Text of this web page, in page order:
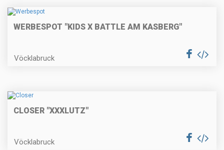
WERBESPOT "KIDS X BATTLE AM KASBERG"
Vöcklabruck
CLOSER "XXXLUTZ"
Vöcklabruck